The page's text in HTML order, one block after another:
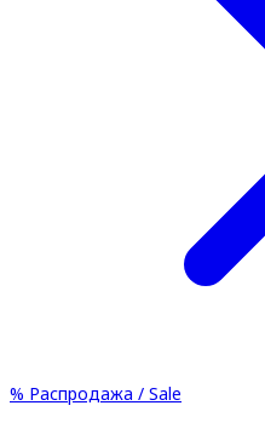
% Распродажа / Sale